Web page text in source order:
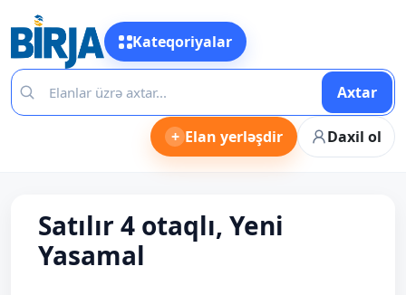
Kateqoriyalar
Axtar
+ Elan yerləşdir Daxil ol
Satılır 4 otaqlı, Yeni
Yasamal